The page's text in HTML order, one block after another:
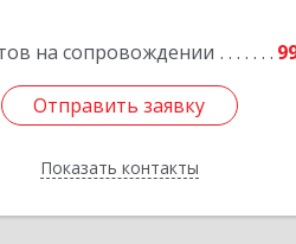
на сопровождении
Отправить заявку
Показать контакты
Отправить заявку
Назад